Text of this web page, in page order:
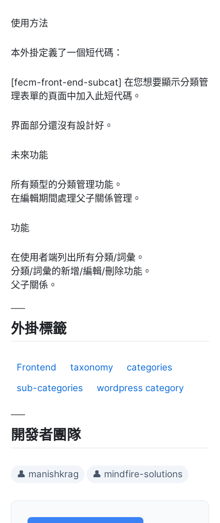
使用方法
本外掛定義了一個短代碼：
[fecm-front-end-subcat] 在您想要顯示分類管
理表單的頁面中加入此短代碼。
界面部分還沒有設計好。
未來功能
所有類型的分類管理功能。
在編輯期間處理父子關係管理。
功能
在使用者端列出所有分類/詞彙。
分類/詞彙的新增/編輯/刪除功能。
父子關係。
外掛標籤
Frontend taxonomy
categories
sub-categories
wordpress category
開發者團隊
👤 manishkrag 👤 mindfire-solutions